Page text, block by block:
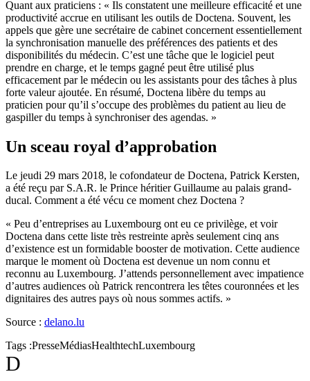
Quant aux praticiens : « Ils constatent une meilleure efficacité et une
productivité accrue en utilisant les outils de Doctena. Souvent, les
appels que gère une secrétaire de cabinet concernent essentiellement
la synchronisation manuelle des préférences des patients et des
disponibilités du médecin. C’est une tâche que le logiciel peut
prendre en charge, et le temps gagné peut être utilisé plus
efficacement par le médecin ou les assistants pour des tâches à plus
forte valeur ajoutée. En résumé, Doctena libère du temps au
praticien pour qu’il s’occupe des problèmes du patient au lieu de
gaspiller du temps à synchroniser des agendas. »
Un sceau royal d’approbation
Le jeudi 29 mars 2018, le cofondateur de Doctena, Patrick Kersten,
a été reçu par S.A.R. le Prince héritier Guillaume au palais grand-
ducal. Comment a été vécu ce moment chez Doctena ?
« Peu d’entreprises au Luxembourg ont eu ce privilège, et voir
Doctena dans cette liste très restreinte après seulement cinq ans
d’existence est un formidable booster de motivation. Cette audience
marque le moment où Doctena est devenue un nom connu et
reconnu au Luxembourg. J’attends personnellement avec impatience
d’autres audiences où Patrick rencontrera les têtes couronnées et les
dignitaires des autres pays où nous sommes actifs. »
Source : delano.lu
Tags :PresseMédiasHealthtechLuxembourg
D